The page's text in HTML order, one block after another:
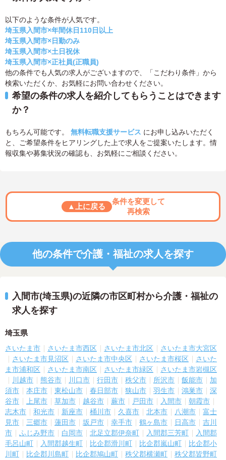
以下のような条件が人気です。
埼玉県入間市×年間休日110日以上
埼玉県入間市×日勤のみ
埼玉県入間市×土日祝休
埼玉県入間市×正社員(正職員)
他の条件でも人気の求人がございますので、「こだわり条件」から
検索いただくか、お気軽にお問い合わせください。
希望の条件の求人を紹介してもらうことはできます
か？
もちろん可能です。 無料転職支援サービス にお申し込みいただく
と、ご希望条件をヒアリングした上で求人をご提案いたします。情
報収集や募集状況の確認も、お気軽にご相談ください。
▲上に戻る
条件を変更して
再検索
他の条件で介護・福祉の求人を探す
入間市(埼玉県)の近隣の市区町村から介護・福祉の
求人を探す
埼玉県
さいたま市 さいたま市西区 さいたま市北区
さいたま市大宮区
さいたま市見沼区
さいたま市中央区 さいたま市桜区
さいた
ま市浦和区
さいたま市南区 さいたま市緑区
さいたま市岩槻区
川越市
熊谷市 川口市 行田市 秩父市 所沢市 飯能市
加
須市
本庄市 東松山市 春日部市 狭山市 羽生市 鴻巣市
深
谷市
上尾市 草加市 越谷市 蕨市 戸田市 入間市
朝霞市
志木市
和光市 新座市 桶川市 久喜市 北本市 八潮市
富士
見市
三郷市 蓮田市 坂戸市 幸手市 鶴ヶ島市 日高市
吉川
市
ふじみ野市 白岡市 北足立郡伊奈町 入間郡三芳町
入間郡
毛呂山町
入間郡越生町 比企郡滑川町 比企郡嵐山町
比企郡小
川町
比企郡川島町 比企郡鳩山町 秩父郡横瀬町
秩父郡皆野町